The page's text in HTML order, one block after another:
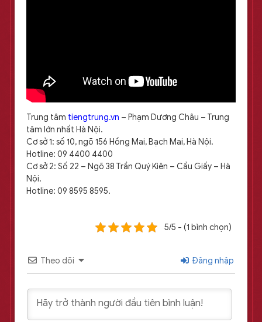
Trung tâm tiengtrung.vn – Phạm Dương Châu – Trung
tâm lớn nhất Hà Nội.
Cơ sở 1: số 10, ngõ 156 Hồng Mai, Bạch Mai, Hà Nội.
Hotline: 09 4400 4400
Cơ sở 2: Số 22 – Ngõ 38 Trần Quý Kiên – Cầu Giấy – Hà
Nội.
Hotline: 09 8595 8595.
5/5 - (1 bình chọn)
Theo dõi Đăng nhập